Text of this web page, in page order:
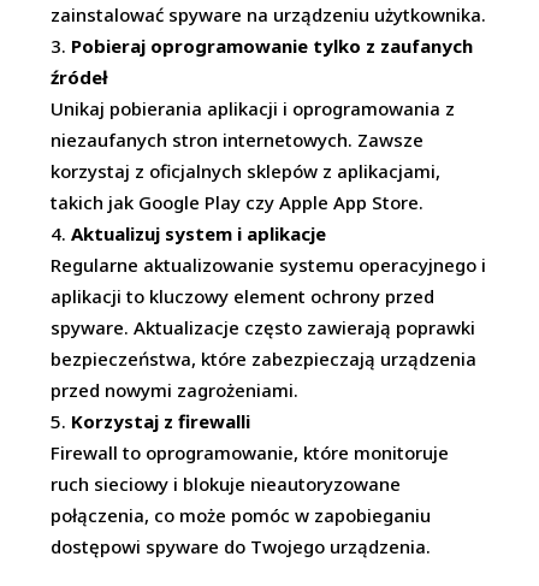
zainstalować spyware na urządzeniu użytkownika.
Pobieraj oprogramowanie tylko z zaufanych
źródeł
Unikaj pobierania aplikacji i oprogramowania z
niezaufanych stron internetowych. Zawsze
korzystaj z oficjalnych sklepów z aplikacjami,
takich jak Google Play czy Apple App Store.
Aktualizuj system i aplikacje
Regularne aktualizowanie systemu operacyjnego i
aplikacji to kluczowy element ochrony przed
spyware. Aktualizacje często zawierają poprawki
bezpieczeństwa, które zabezpieczają urządzenia
przed nowymi zagrożeniami.
Korzystaj z firewalli
Firewall to oprogramowanie, które monitoruje
ruch sieciowy i blokuje nieautoryzowane
połączenia, co może pomóc w zapobieganiu
dostępowi spyware do Twojego urządzenia.